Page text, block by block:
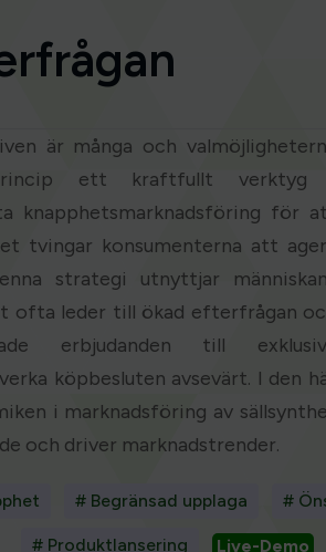
är många och
ett kraftfullt verktyg
knapphetsmarknadsföring för
tvingar konsumenterna att
strategi utnyttjar
ofta leder till ökad efterfrågan
erbjudanden till
köpbesluten avsevärt. I den
i marknadsföring av
och driver marknadstrender.
# Begränsad upplaga #
# Produktlansering Live-Demo